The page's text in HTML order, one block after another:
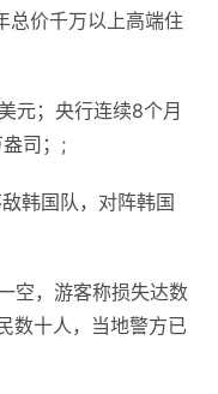
总价千万以上高端住
元；央行连续8个月
司；;
韩国队，对阵韩国
空，游客称损失达数
数十人，当地警方已